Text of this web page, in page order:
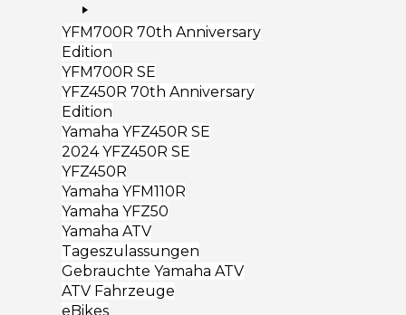
YFM700R 70th Anniversary
Edition
YFM700R SE
YFZ450R 70th Anniversary
Edition
Yamaha YFZ450R SE
2024 YFZ450R SE
YFZ450R
Yamaha YFM110R
Yamaha YFZ50
Yamaha ATV
Tageszulassungen
Gebrauchte Yamaha ATV
ATV Fahrzeuge
eBikes